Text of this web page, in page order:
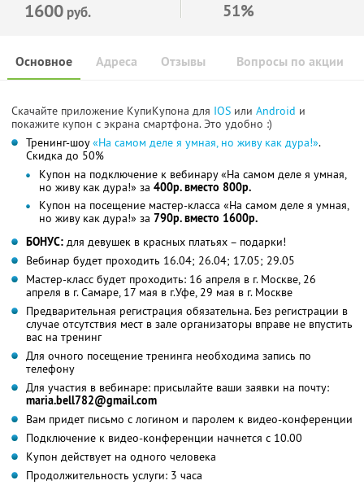
1600 руб. 51%
Основное Отзывы Вопросы по акции
Адреса
Скачайте приложение КупиКупона для IOS или Android и
покажите купон с экрана смартфона. Это удобно :)
Тренинг-шоу«На самом деле я умная, но живу как дура!».
Скидка до 50%
Купон на подключение к вебинару «На самом деле я умная,
но живу как дура!» за 400р. вместо 800р.
Купон на посещение мастер-класса «На самом деле я умная,
но живу как дура!» за 790р. вместо 1600р.
БОНУС: для девушек в красных платьях – подарки!
Вебинар будет проходить 16.04; 26.04; 17.05; 29.05
Мастер-класс будет проходить: 16 апреля в г. Москве, 26
апреля в г. Самаре, 17 мая в г.Уфе, 29 мая в г. Москве
Предварительная регистрация обязательна. Без регистрации в
случае отсутствия мест в зале организаторы вправе не впустить
вас на тренинг
Для очного посещение тренинга необходима запись по
телефону
Для участия в вебинаре: присылайте ваши заявки на почту:
maria.bell782@gmail.com
Вам придет письмо с логином и паролем к видео-конференции
Подключение к видео-конференции начнется с 10.00
Купон действует на одного человека
Продолжительность услуги: 3 часа